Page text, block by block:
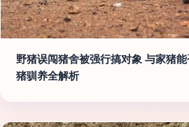
野猪误闯猪舍被强行搞对象 与家猪
猪驯养全解析